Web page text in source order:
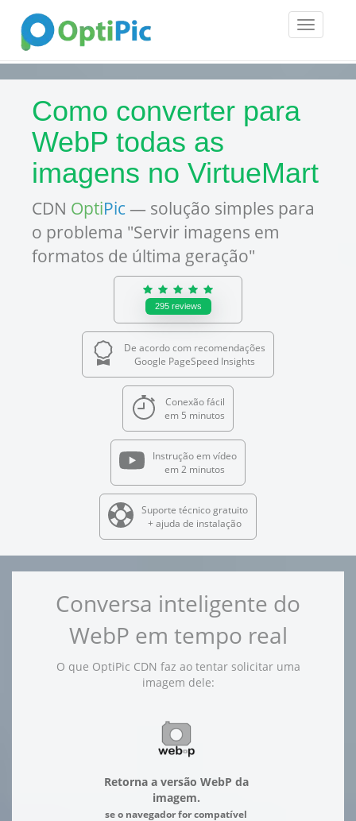
Toggle
Como converter para
WebP todas as
imagens no VirtueMart
CDN OptiPic — solução simples para
o problema "Servir imagens em
formatos de última geração"
295 reviews
De acordo com recomendações
Google PageSpeed Insights
Conexão fácil
em 5 minutos
Instrução em vídeo
em 2 minutos
Suporte técnico gratuito
+ ajuda de instalação
Conversa inteligente do
WebP em tempo real
O que OptiPic CDN faz ao tentar solicitar uma
imagem dele:
Retorna a versão WebP da
imagem.
se o navegador for compatível